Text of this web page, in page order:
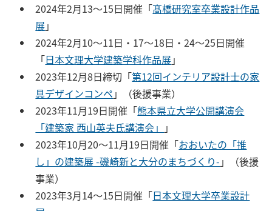
2024年2月13〜15日開催「髙橋研究室卒業設計作品
展」
2024年2月10〜11日・17〜18日・24〜25日開催
「日本文理大学建築学科作品展」
2023年12月8日締切「第12回インテリア設計士の家
具デザインコンペ 」（後援事業）
2023年11月19日開催「熊本県立大学公開講演会
「建築家 西山英夫氏講演会」 」
2023年10月20〜11月19日開催「おおいたの「推
し」の建築展 -磯崎新と大分のまちづくり- 」（後援
事業）
2023年3月14〜15日開催「日本文理大学卒業設計